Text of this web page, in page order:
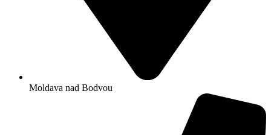
Moldava nad Bodvou